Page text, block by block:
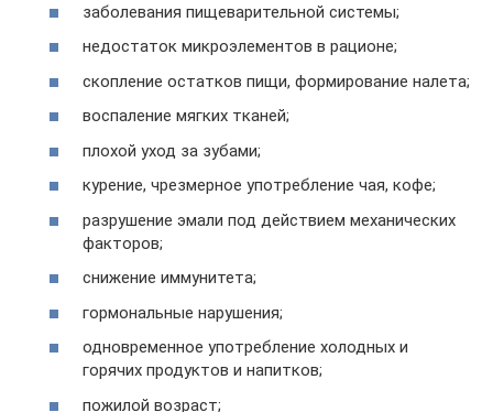
заболевания пищеварительной системы;
недостаток микроэлементов в рационе;
скопление остатков пищи, формирование налета;
воспаление мягких тканей;
плохой уход за зубами;
курение, чрезмерное употребление чая, кофе;
разрушение эмали под действием механических
факторов;
снижение иммунитета;
гормональные нарушения;
одновременное употребление холодных и
горячих продуктов и напитков;
пожилой возраст;